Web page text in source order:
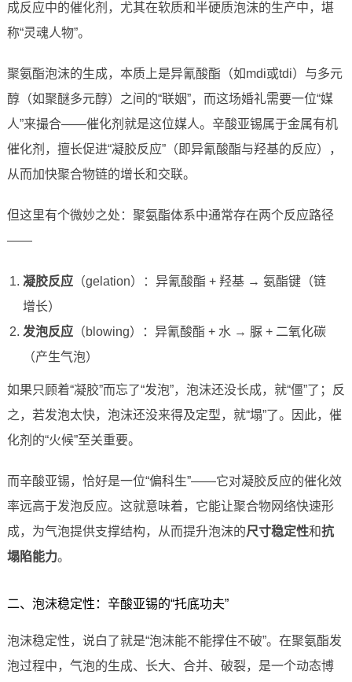
成反应中的催化剂，尤其在软质和半硬质泡沫的生产中，堪
称“灵魂人物”。
聚氨酯泡沫的生成，本质上是异氰酸酯（如mdi或tdi）与多元
醇（如聚醚多元醇）之间的“联姻”，而这场婚礼需要一位“媒
人”来撮合——催化剂就是这位媒人。辛酸亚锡属于金属有机
催化剂，擅长促进“凝胶反应”（即异氰酸酯与羟基的反应），
从而加快聚合物链的增长和交联。
但这里有个微妙之处：聚氨酯体系中通常存在两个反应路径
——
凝胶反应（gelation）：异氰酸酯 + 羟基 → 氨酯键（链
增长）
发泡反应（blowing）：异氰酸酯 + 水 → 脲 + 二氧化碳
（产生气泡）
如果只顾着“凝胶”而忘了“发泡”，泡沫还没长成，就“僵”了；反
之，若发泡太快，泡沫还没来得及定型，就“塌”了。因此，催
化剂的“火候”至关重要。
而辛酸亚锡，恰好是一位“偏科生”——它对凝胶反应的催化效
率远高于发泡反应。这就意味着，它能让聚合物网络快速形
成，为气泡提供支撑结构，从而提升泡沫的尺寸稳定性和抗
塌陷能力。
二、泡沫稳定性：辛酸亚锡的“托底功夫”
泡沫稳定性，说白了就是“泡沫能不能撑住不破”。在聚氨酯发
泡过程中，气泡的生成、长大、合并、破裂，是一个动态博